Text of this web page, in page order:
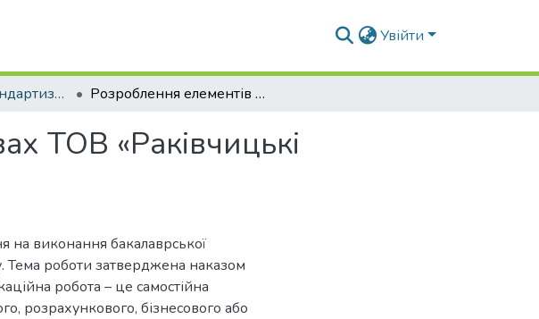
Увійти
ОПП "Якість, стандартизація та сертифікація" Розроблення елементів СУБХП в умовах ТОВ «Раківчицькі ковбаси», Івано-Франківська обл.
ТОВ «Раківчицькі
на виконання бакалаврської
Тема роботи затверджена наказом
робота – це самостійна
розрахункового, бізнесового або